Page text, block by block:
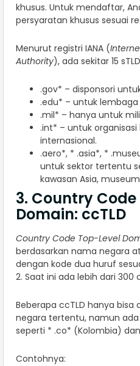
khusus. Untuk mendaftar,
persyaratan khusus sesuai
Menurut registri IANA (
Authority), ada sekitar 15
.gov* – disponsori
.edu* – untuk
.mil* – hanya untuk
.int* – untuk
internasional.
.aero*, * .asia*, *
untuk sektor tertentu
kawasan Asia,
3. Country
Domain: ccTLD
Country Code Top-Level
berdasarkan nama negara
dengan kode dua huruf
2. Saat ini ada lebih dari 300
Beberapa ccTLD hanya bisa
negara tertentu, namun
seperti * .co* (Kolombia)
Contohnya: